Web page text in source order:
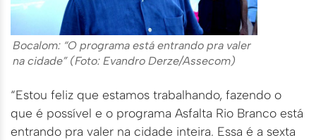
Bocalom: “O programa está entrando pra valer
na cidade” (Foto: Evandro Derze/Assecom)
“Estou feliz que estamos trabalhando, fazendo o
que é possível e o programa Asfalta Rio Branco está
entrando pra valer na cidade inteira. Essa é a sexta